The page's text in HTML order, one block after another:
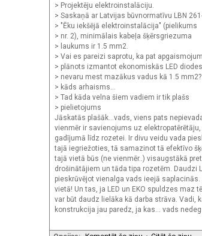
> Projektēju elektroinstalāciju.
> Saskaņā ar Latvijas būvnormatīvu LBN
> "Ēku iekšējā elektroinstalācija" (pielikums
> nr. 2), minimālais kabeļa šķērsgriezuma
> laukums ir 1.5 mm2.
> Vai es pareizi saprotu, ka pat
> plānots izmantot ekonomiskās LED
> nevaru mest mazākus vadus kā 1.5 mm2?
> kāds arhaisms...
> Tad kāda velna šiem vadiem ir tik plašs
> pielietojums
Jāskatās plašāk...vads, viens pats
vienmēr ir savienojums uz
gadījumā līdz rozetei. Ir divu veidu vada
tajā iegriežoties, tā samazinot tā efektīvo
tajā vietā būs (ne vienmēr..) visaugstākā
drošinātājiem un tāda tipa rozetēm. Daudzi
pieskrūvējot vienalga vads ieejā
vietā! Un tas, ja LED un EKO spuldzes maz
var būt daudz lielāka kā darba strāva. Vadi,
konstrukcija jau paredz, ja kas... vads